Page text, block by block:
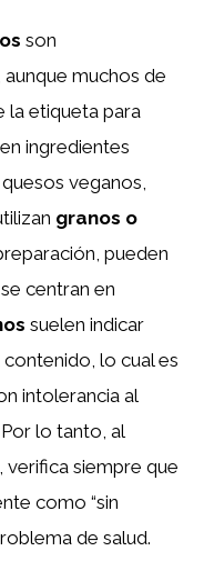
son
aunque muchos de
la etiqueta para
ingredientes
veganos,
granos o
pueden
centran en
suelen indicar
lo cual es
intolerancia al
lo tanto, al
verifica siempre que
como “sin
de salud.